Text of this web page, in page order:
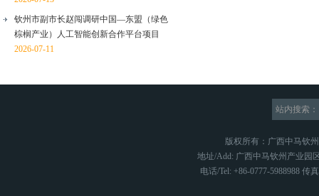
钦州市副市长赵闯调研中国—东盟（绿色
棕榈产业）人工智能创新合作平台项目
2026-07-11
站内搜索：
版权所有：广西中马钦
地址/Add: 广西中马钦州产业园
电话/Tel: +86-0777-5988988 传